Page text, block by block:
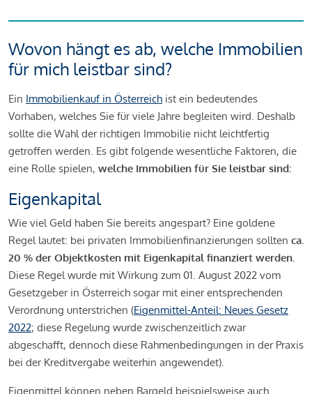
Wovon hängt es ab, welche Immobilien
für mich leistbar sind?
Ein Immobilienkauf in Österreich ist ein bedeutendes
Vorhaben, welches Sie für viele Jahre begleiten wird. Deshalb
sollte die Wahl der richtigen Immobilie nicht leichtfertig
getroffen werden. Es gibt folgende wesentliche Faktoren, die
eine Rolle spielen, welche Immobilien für Sie leistbar sind:
Eigenkapital
Wie viel Geld haben Sie bereits angespart? Eine goldene
Regel lautet: bei privaten Immobilienfinanzierungen sollten ca.
20 % der Objektkosten mit Eigenkapital finanziert werden.
Diese Regel wurde mit Wirkung zum 01. August 2022 vom
Gesetzgeber in Österreich sogar mit einer entsprechenden
Verordnung unterstrichen (Eigenmittel-Anteil: Neues Gesetz
2022; diese Regelung wurde zwischenzeitlich zwar
abgeschafft, dennoch diese Rahmenbedingungen in der Praxis
bei der Kreditvergabe weiterhin angewendet).
Eigenmittel können neben Bargeld beispielsweise auch